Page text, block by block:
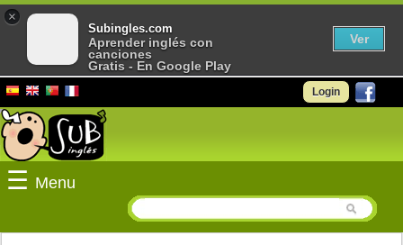
Login
☰ Menu
×
Subingles.com
Aprender inglés con
canciones
Gratis - En Google Play
Ver